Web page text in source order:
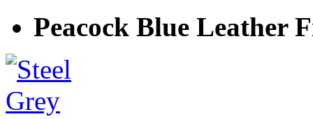
Peacock Blue Leather